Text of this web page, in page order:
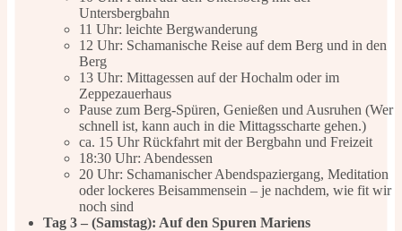
Untersbergbahn
11 Uhr: leichte Bergwanderung
12 Uhr: Schamanische Reise auf dem Berg und in den
Berg
13 Uhr: Mittagessen auf der Hochalm oder im
Zeppezauerhaus
Pause zum Berg-Spüren, Genießen und Ausruhen (Wer
schnell ist, kann auch in die Mittagsscharte gehen.)
ca. 15 Uhr Rückfahrt mit der Bergbahn und Freizeit
18:30 Uhr: Abendessen
20 Uhr: Schamanischer Abendspaziergang, Meditation
oder lockeres Beisammensein – je nachdem, wie fit wir
noch sind
Tag 3 – (Samstag): Auf den Spuren Mariens